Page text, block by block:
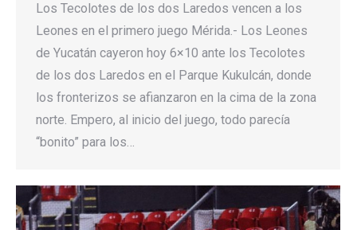
Los Tecolotes de los dos Laredos vencen a los
Leones en el primero juego Mérida.- Los Leones
de Yucatán cayeron hoy 6×10 ante los Tecolotes
de los dos Laredos en el Parque Kukulcán, donde
los fronterizos se afianzaron en la cima de la zona
norte. Empero, al inicio del juego, todo parecía
“bonito” para los…